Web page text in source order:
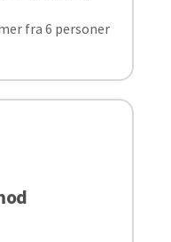
fra 6 personer